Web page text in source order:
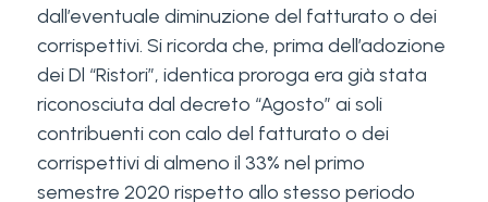
dall’eventuale diminuzione del fatturato o dei
corrispettivi. Si ricorda che, prima dell’adozione
dei Dl “Ristori”, identica proroga era già stata
riconosciuta dal decreto “Agosto” ai soli
contribuenti con calo del fatturato o dei
corrispettivi di almeno il 33% nel primo
semestre 2020 rispetto allo stesso periodo